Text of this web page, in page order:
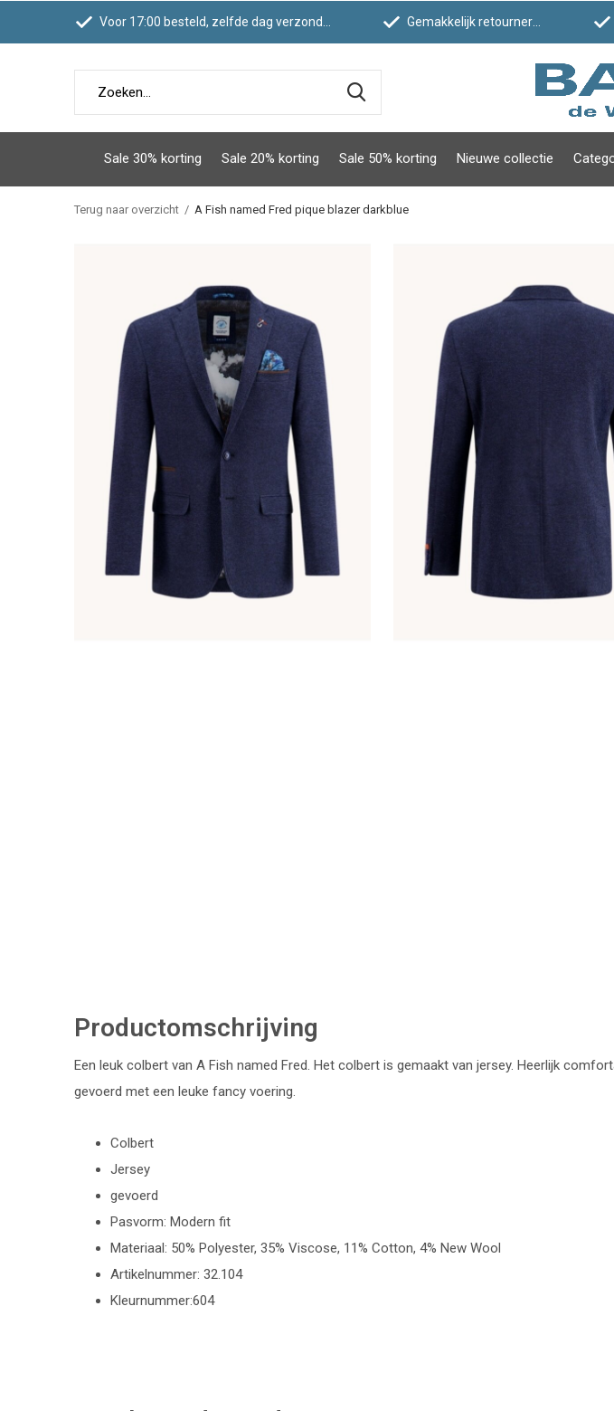
Sale 30% korting Sale 20% korting Sale 50% korting Nieuwe collectie
Voor 17:00 besteld, zelfde dag verzonden Gemakkelijk retourneren
Terug naar overzicht A Fish named Fred pique blazer darkblue
Productomschrijving
Een leuk colbert van A Fish named Fred. Het colbert is gemaakt van jersey. Heerlijk
gevoerd met een leuke fancy voering.
Colbert
Jersey
gevoerd
Pasvorm: Modern fit
Materiaal: 50% Polyester, 35% Viscose, 11% Cotton, 4% New Wool
Artikelnummer: 32.104
Kleurnummer:604